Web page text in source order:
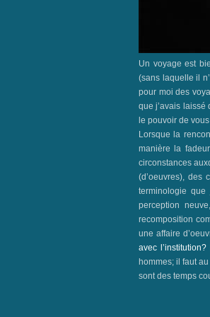
Un voyage est
(sans laquelle il
pour moi des
que j’avais
le pouvoir de
Lorsque la
manière la
circonstances
(d’oeuvres), des
terminologie
perception
recomposition
une affaire
avec l’institution?
hommes; il faut
sont des temps